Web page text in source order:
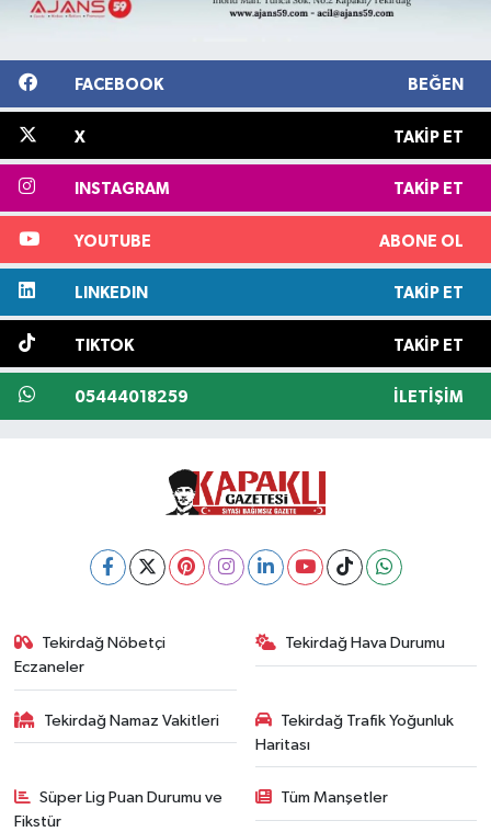
FACEBOOK BEĞEN
X TAKIP ET
INSTAGRAM TAKIP ET
YOUTUBE ABONE OL
LINKEDIN TAKIP ET
TIKTOK TAKIP ET
05444018259 İLETIŞIM
Tekirdağ Nöbetçi
Eczaneler
Tekirdağ Hava Durumu
Tekirdağ Namaz Vakitleri
Tekirdağ Trafik Yoğunluk
Haritası
Süper Lig Puan Durumu ve
Fikstür
Tüm Manşetler